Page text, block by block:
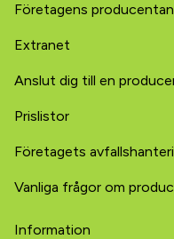
Företagens
Extranet
Anslut dig till en
Prislistor
Företagets
Vanliga frågor om
Information